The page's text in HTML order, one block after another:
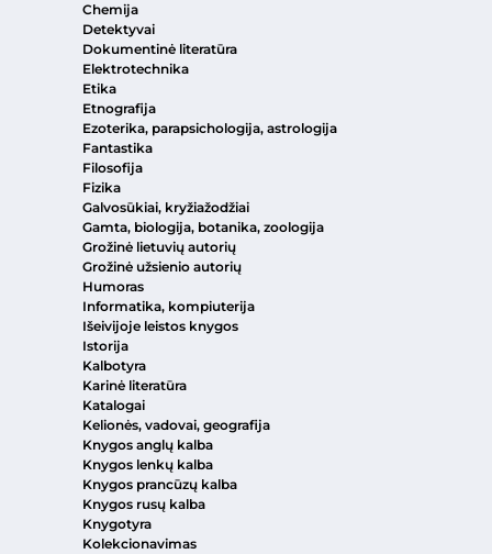
Chemija
Detektyvai
Dokumentinė literatūra
Elektrotechnika
Etika
Etnografija
Ezoterika, parapsichologija, astrologija
Fantastika
Filosofija
Fizika
Galvosūkiai, kryžiažodžiai
Gamta, biologija, botanika, zoologija
Grožinė lietuvių autorių
Grožinė užsienio autorių
Humoras
Informatika, kompiuterija
Išeivijoje leistos knygos
Istorija
Kalbotyra
Karinė literatūra
Katalogai
Kelionės, vadovai, geografija
Knygos anglų kalba
Knygos lenkų kalba
Knygos prancūzų kalba
Knygos rusų kalba
Knygotyra
Kolekcionavimas